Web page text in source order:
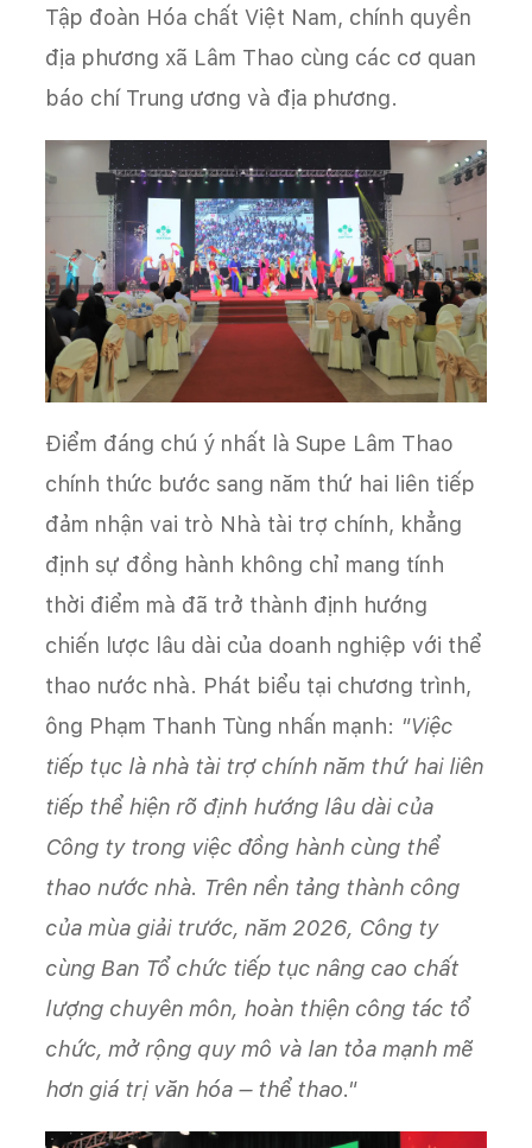
Tập đoàn Hóa chất Việt Nam, chính quyền
địa phương xã Lâm Thao cùng các cơ quan
báo chí Trung ương và địa phương.
Điểm đáng chú ý nhất là Supe Lâm Thao
chính thức bước sang năm thứ hai liên tiếp
đảm nhận vai trò Nhà tài trợ chính, khẳng
định sự đồng hành không chỉ mang tính
thời điểm mà đã trở thành định hướng
chiến lược lâu dài của doanh nghiệp với thể
thao nước nhà. Phát biểu tại chương trình,
ông Phạm Thanh Tùng nhấn mạnh: "Việc
tiếp tục là nhà tài trợ chính năm thứ hai liên
tiếp thể hiện rõ định hướng lâu dài của
Công ty trong việc đồng hành cùng thể
thao nước nhà. Trên nền tảng thành công
của mùa giải trước, năm 2026, Công ty
cùng Ban Tổ chức tiếp tục nâng cao chất
lượng chuyên môn, hoàn thiện công tác tổ
chức, mở rộng quy mô và lan tỏa mạnh mẽ
hơn giá trị văn hóa – thể thao."